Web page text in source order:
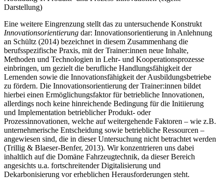
Darstellung)
Eine weitere Eingrenzung stellt das zu untersuchende Konstrukt
Innovationsorientierung dar: Innovationsorientierung in Anlehnung
an Schültz (2014) bezeichnet in diesem Zusammenhang die
berufsspezifische Praxis, mit der Trainer:innen neue Inhalte,
Methoden und Technologien in Lehr- und Kooperationsprozesse
einbringen, um gezielt die berufliche Handlungsfähigkeit der
Lernenden sowie die Innovationsfähigkeit der Ausbildungsbetriebe
zu fördern. Die Innovationsorientierung der Trainer:innen bildet
hierbei einen Ermöglichungsfaktor für betriebliche Innovationen,
allerdings noch keine hinreichende Bedingung für die Initiierung
und Implementation betrieblicher Produkt- oder
Prozessinnovationen, welche auf weitergehende Faktoren – wie z.B.
unternehmerische Entscheidung sowie betriebliche Ressourcen –
angewiesen sind, die in dieser Untersuchung nicht betrachtet werden
(Trillig & Blaeser-Benfer, 2013). Wir konzentrieren uns dabei
inhaltlich auf die Domäne Fahrzeugtechnik, da dieser Bereich
angesichts u.a. fortschreitender Digitalisierung und
Dekarbonisierung vor erheblichen Herausforderungen steht.